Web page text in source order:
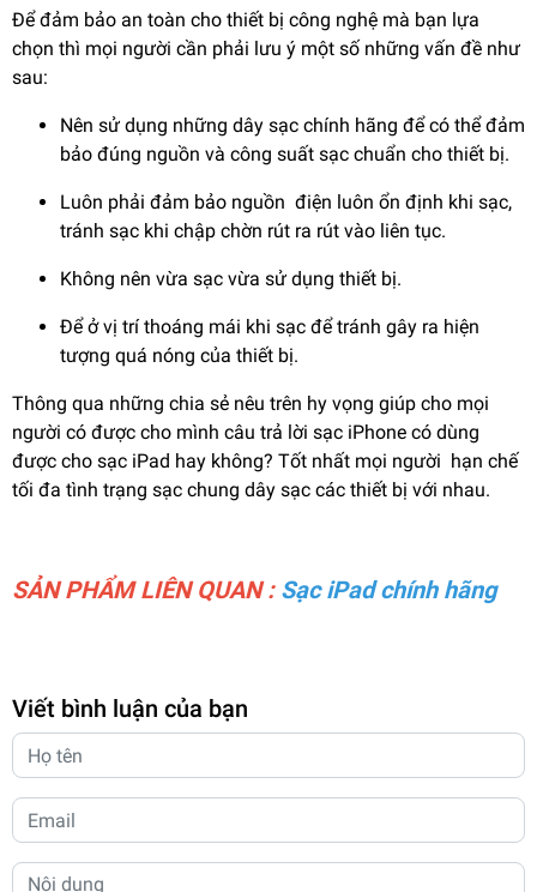
Để đảm bảo an toàn cho thiết bị công nghệ mà bạn lựa
chọn thì mọi người cần phải lưu ý một số những vấn đề như
sau:
Nên sử dụng những dây sạc chính hãng để có thể đảm
bảo đúng nguồn và công suất sạc chuẩn cho thiết bị.
Luôn phải đảm bảo nguồn điện luôn ổn định khi sạc,
tránh sạc khi chập chờn rút ra rút vào liên tục.
Không nên vừa sạc vừa sử dụng thiết bị.
Để ở vị trí thoáng mái khi sạc để tránh gây ra hiện
tượng quá nóng của thiết bị.
Thông qua những chia sẻ nêu trên hy vọng giúp cho mọi
người có được cho mình câu trả lời sạc iPhone có dùng
được cho sạc iPad hay không? Tốt nhất mọi người hạn chế
tối đa tình trạng sạc chung dây sạc các thiết bị với nhau.
SẢN PHẨM LIÊN QUAN : Sạc iPad chính hãng
Viết bình luận của bạn